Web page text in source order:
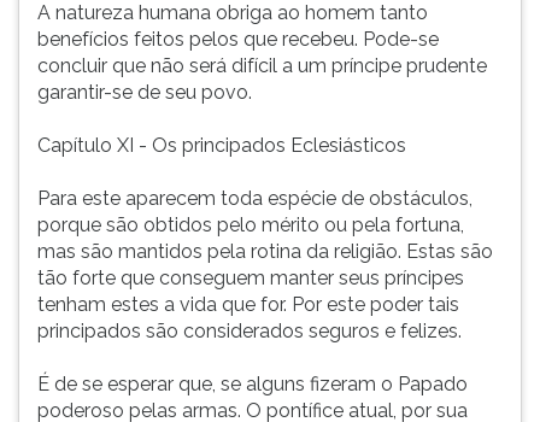
A natureza humana obriga ao homem tanto
benefícios feitos pelos que recebeu. Pode-se
concluir que não será difícil a um príncipe prudente
garantir-se de seu povo.
Capítulo XI - Os principados Eclesiásticos
Para este aparecem toda espécie de obstáculos,
porque são obtidos pelo mérito ou pela fortuna,
mas são mantidos pela rotina da religião. Estas são
tão forte que conseguem manter seus príncipes
tenham estes a vida que for. Por este poder tais
principados são considerados seguros e felizes.
É de se esperar que, se alguns fizeram o Papado
poderoso pelas armas. O pontífice atual, por sua